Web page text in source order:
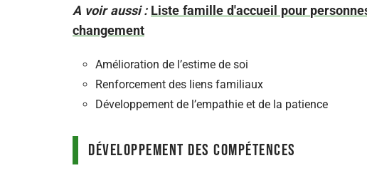
A voir aussi : Liste famille d'accueil pour
changement
Amélioration de l’estime de soi
Renforcement des liens familiaux
Développement de l’empathie et de la patience
Développement des compétences